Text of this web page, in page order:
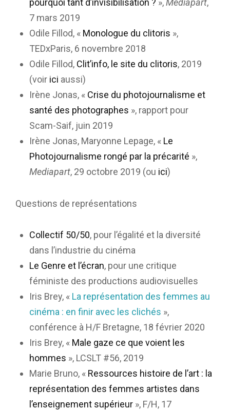
pourquoi tant d’invisibilisation ? »,Mediapart,
7 mars 2019
Odile Fillod, « Monologue du clitoris »,
TEDxParis, 6 novembre 2018
Odile Fillod, Clit’info, le site du clitoris, 2019
(voir ici aussi)
Irène Jonas, « Crise du photojournalisme et
santé des photographes », rapport pour
Scam-Saif, juin 2019
Irène Jonas, Maryonne Lepage, « Le
Photojournalisme rongé par la précarité »,
Mediapart, 29 octobre 2019 (ou ici)
Questions de représentations
Collectif 50/50, pour l’égalité et la diversité
dans l’industrie du cinéma
Le Genre et l’écran, pour une critique
féministe des productions audiovisuelles
Iris Brey, « La représentation des femmes au
cinéma : en finir avec les clichés »,
conférence à H/F Bretagne, 18 février 2020
Iris Brey, « Male gaze ce que voient les
hommes », LCSLT #56, 2019
Marie Bruno, « Ressources histoire de l’art : la
représentation des femmes artistes dans
l’enseignement supérieur », F/H, 17